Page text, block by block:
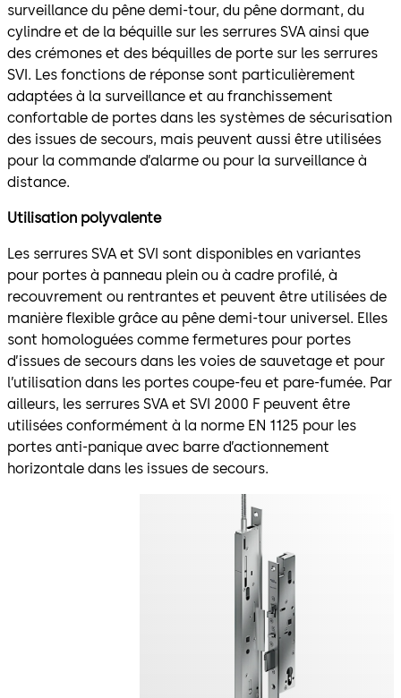
surveillance du pêne demi-tour, du pêne dormant, du
cylindre et de la béquille sur les serrures SVA ainsi que
des crémones et des béquilles de porte sur les serrures
SVI. Les fonctions de réponse sont particulièrement
adaptées à la surveillance et au franchissement
confortable de portes dans les systèmes de sécurisation
des issues de secours, mais peuvent aussi être utilisées
pour la commande d’alarme ou pour la surveillance à
distance.
Utilisation polyvalente
Les serrures SVA et SVI sont disponibles en variantes
pour portes à panneau plein ou à cadre profilé, à
recouvrement ou rentrantes et peuvent être utilisées de
manière flexible grâce au pêne demi-tour universel. Elles
sont homologuées comme fermetures pour portes
d’issues de secours dans les voies de sauvetage et pour
l’utilisation dans les portes coupe-feu et pare-fumée. Par
ailleurs, les serrures SVA et SVI 2000 F peuvent être
utilisées conformément à la norme EN 1125 pour les
portes anti-panique avec barre d’actionnement
horizontale dans les issues de secours.